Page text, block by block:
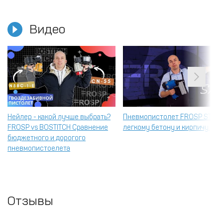
Видео
Нейлер - какой лучше выбрать?
FROSP vs BOSTITCH Сравнение
бюджетного и дорогого
пневмопистоелета
Пневмопистолет FROSP ST64
легкому бетону и кирпичу.
Отзывы